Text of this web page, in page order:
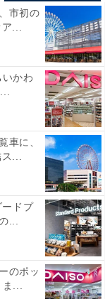
市初の
...
いかわ
車に、
...
ードプ
...
のポッ
...